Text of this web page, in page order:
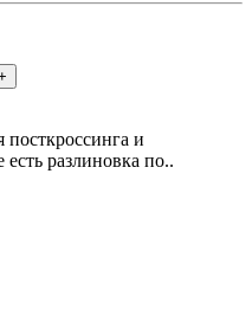
и
разлиновка по..